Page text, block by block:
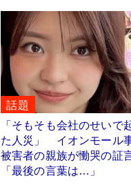
話題
「そもそも会社のせいで
た人災」 イオンモール
被害者の親族が慟哭の証
「最後の言葉は…」